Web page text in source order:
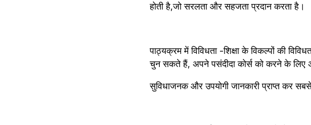
होती है,जो सरलता और सहजता प्रदान करता है।
पाठ्यक्रम में विविधता -शिक्षा के विकल्पों की
चुन सकते हैं, अपने पसंदीदा कोर्स को करने के लिए
सुविधाजनक और उपयोगी जानकारी प्राप्त कर